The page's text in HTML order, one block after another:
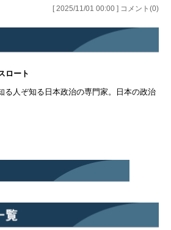
[ 2025/11/01 00:00 ] コメント(0)
ロート
る人ぞ知る日本政治の専門家。日本の政治